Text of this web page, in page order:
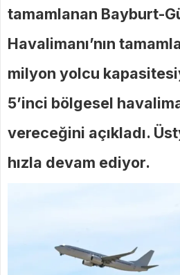
tamamlanan Bayburt-
Havalimanı’nın
milyon yolcu
5’inci bölgesel
vereceğini açıkladı.
hızla devam ediyor.